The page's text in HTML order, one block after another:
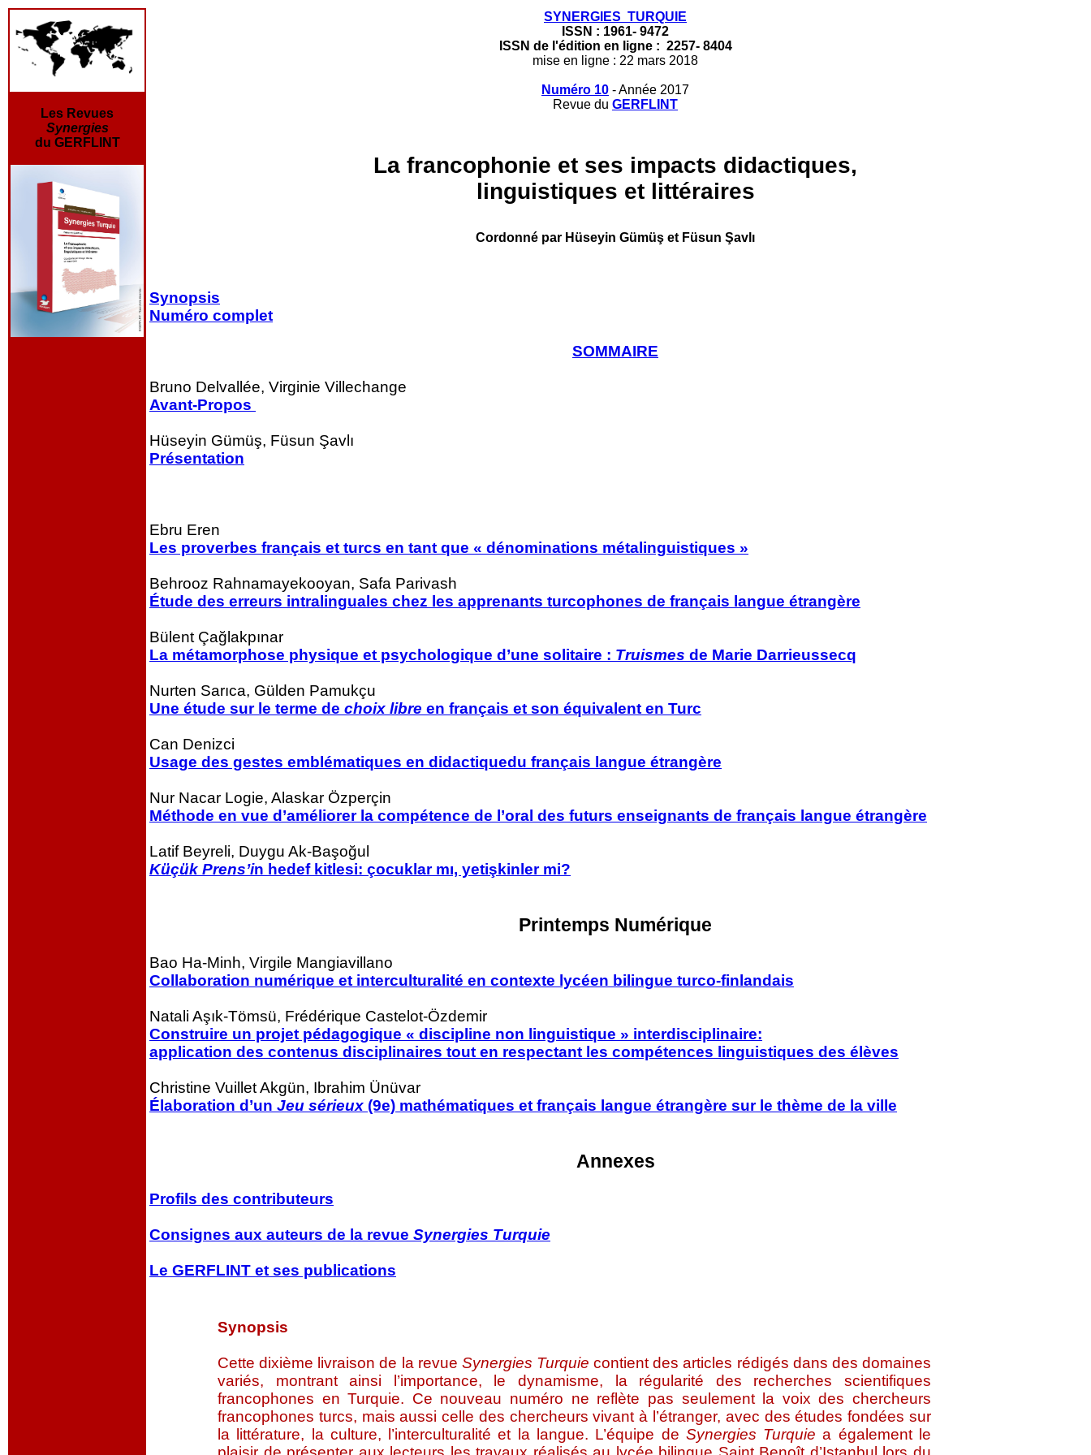
Les Revues
Synergies
du GERFLINT
SYNERGIES TURQUIE
ISSN : 1961- 9472
ISSN de l'édition en ligne : 2257- 8404
mise en ligne : 22 mars 2018
Numéro 10 - Année 2017
Revue du GERFLINT
La francophonie et ses impacts didactiques,
linguistiques et littéraires
Cordonné par Hüseyin Gümüş et Füsun Şavlı
Synopsis
Numéro complet
SOMMAIRE
Bruno Delvallée, Virginie Villechange
Avant-Propos
Hüseyin Gümüş, Füsun Şavlı
Présentation
Ebru Eren
Les proverbes français et turcs en tant que « dénominations métalinguistiques »
Behrooz Rahnamayekooyan, Safa Parivash
Étude des erreurs intralinguales chez les apprenants turcophones de français langue étrangère
Bülent Çağlakpınar
La métamorphose physique et psychologique d’une solitaire : Truismes de Marie Darrieussecq
Nurten Sarıca, Gülden Pamukçu
Une étude sur le terme de choix libre en français et son équivalent en Turc
Can Denizci
Usage des gestes emblématiques en didactiquedu français langue étrangère
Nur Nacar Logie, Alaskar Özperçin
Méthode en vue d’améliorer la compétence de l’oral des futurs enseignants de français langue étrangère
Latif Beyreli, Duygu Ak-Başoğul
Küçük Prens’in hedef kitlesi: çocuklar mı, yetişkinler mi?
Printemps Numérique
Bao Ha-Minh, Virgile Mangiavillano
Collaboration numérique et interculturalité en contexte lycéen bilingue turco-finlandais
Natali Aşık-Tömsü, Frédérique Castelot-Özdemir
Construire un projet pédagogique « discipline non linguistique » interdisciplinaire:
application des contenus disciplinaires tout en respectant les compétences linguistiques des élèves
Christine Vuillet Akgün, Ibrahim Ünüvar
Élaboration d’un Jeu sérieux (9e) mathématiques et français langue étrangère sur le thème de la ville
Annexes
Profils des contributeurs
Consignes aux auteurs de la revue Synergies Turquie
Le GERFLINT et ses publications
Synopsis
Cette dixième livraison de la revue Synergies Turquiecontient des articles rédigés dans des domaines
variés, montrant ainsi l’importance, le dynamisme, la régularité des recherches scientifiques
francophones en Turquie. Ce nouveau numéro ne reflète pas seulement la voix des chercheurs
francophones turcs, mais aussi celle des chercheurs vivant à l’étranger, avec des études fondées sur
la littérature, la culture, l’interculturalité et la langue. L’équipe de Synergies Turquie a également le